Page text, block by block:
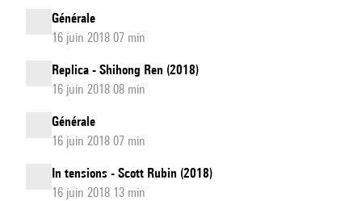
Générale
16 juin 2018 07 min
Replica - Shihong Ren (2018)
16 juin 2018 08 min
Générale
16 juin 2018 07 min
In tensions - Scott Rubin (2018)
16 juin 2018 13 min